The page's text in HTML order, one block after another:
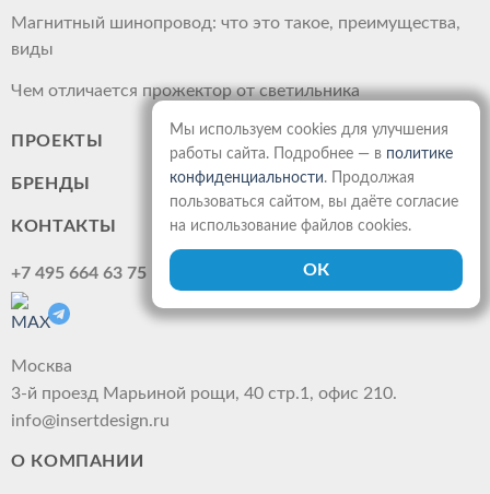
Магнитный шинопровод: что это такое, преимущества,
виды
Чем отличается прожектор от светильника
ПРОЕКТЫ
БРЕНДЫ
КОНТАКТЫ
+7 495 664 63 75
Москва
3-й проезд Марьиной рощи, 40 стр.1, офис 210.
info@insertdesign.ru
О КОМПАНИИ
Мы используем cookies для улучшения
работы сайта. Подробнее — в политике
конфиденциальности. Продолжая
пользоваться сайтом, вы даёте согласие
на использование файлов cookies.